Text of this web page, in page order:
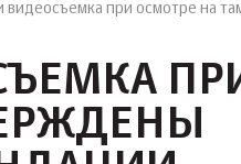
видеосъемка при осмотре на